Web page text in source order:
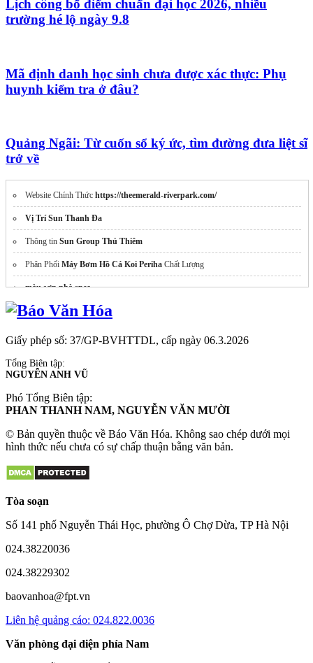
Lịch công bố điểm chuẩn đại học 2026, nhiều
trường hé lộ ngày 9.8
Mã định danh học sinh chưa được xác thực: Phụ
huynh kiểm tra ở đâu?
Quảng Ngãi: Từ cuốn sổ ký ức, tìm đường đưa liệt sĩ
trở về
Website Chính Thức https://theemerald-riverpark.com/
Vị Trí Sun Thanh Đa
Thông tin Sun Group Thủ Thiêm
Phân Phối Máy Bơm Hồ Cá Koi Periha Chất Lượng
màu sơn nhà spec
Kính điện thông minhlegaro
Film điện thông minh
thiết kế thi công phòng khách gò vấp
Dự án Elyse Island
Giấy phép số: 37/GP-BVHTTDL, cấp ngày 06.3.2026
Tổng Biên tập:
NGUYỄN ANH VŨ
Phó Tổng Biên tập:
PHAN THANH NAM, NGUYỄN VĂN MƯỜI
© Bản quyền thuộc về Báo Văn Hóa. Không sao chép dưới mọi
hình thức nếu chưa có sự chấp thuận bằng văn bản.
Tòa soạn
Số 141 phố Nguyễn Thái Học, phường Ô Chợ Dừa, TP Hà Nội
024.38220036
024.38229302
baovanhoa@fpt.vn
Liên hệ quảng cáo: 024.822.0036
Văn phòng đại diện phía Nam